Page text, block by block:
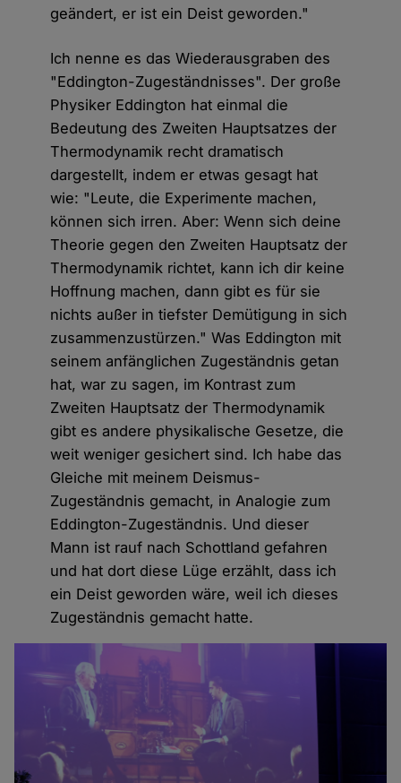
geändert, er ist ein Deist geworden."
Ich nenne es das Wiederausgraben des
"Eddington-Zugeständnisses". Der große
Physiker Eddington hat einmal die
Bedeutung des Zweiten Hauptsatzes der
Thermodynamik recht dramatisch
dargestellt, indem er etwas gesagt hat
wie: "Leute, die Experimente machen,
können sich irren. Aber: Wenn sich deine
Theorie gegen den Zweiten Hauptsatz der
Thermodynamik richtet, kann ich dir keine
Hoffnung machen, dann gibt es für sie
nichts außer in tiefster Demütigung in sich
zusammenzustürzen." Was Eddington mit
seinem anfänglichen Zugeständnis getan
hat, war zu sagen, im Kontrast zum
Zweiten Hauptsatz der Thermodynamik
gibt es andere physikalische Gesetze, die
weit weniger gesichert sind. Ich habe das
Gleiche mit meinem Deismus-
Zugeständnis gemacht, in Analogie zum
Eddington-Zugeständnis. Und dieser
Mann ist rauf nach Schottland gefahren
und hat dort diese Lüge erzählt, dass ich
ein Deist geworden wäre, weil ich dieses
Zugeständnis gemacht hatte.